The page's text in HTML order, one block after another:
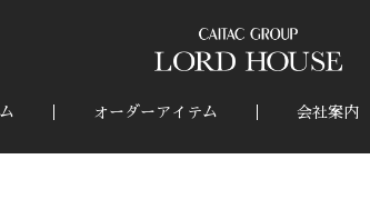
オーダーアイテム 会社案内